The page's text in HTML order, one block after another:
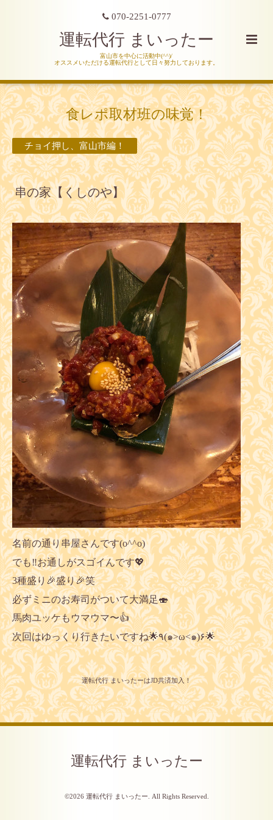
070-2251-0777
運転代行 まいったー
富山市を中心に活動中(^^)/
オススメいただける運転代行として日々努力しております。
食レポ取材班の味覚！
チョイ押し、富山市編！
串の家【くしのや】
名前の通り串屋さんです(o^^o)
でも‼️お通しがスゴイんです💖
3種盛り🎉盛り🎉笑
必ずミニのお寿司がついて大満足🍣
馬肉ユッケもウマウマ〜👍
次回はゆっくり行きたいですね🌟٩(๑>ω<๑)۶🌟
運転代行 まいったーはJD共済加入！
運転代行 まいったー
©2026 運転代行 まいったー . All Rights Reserved.